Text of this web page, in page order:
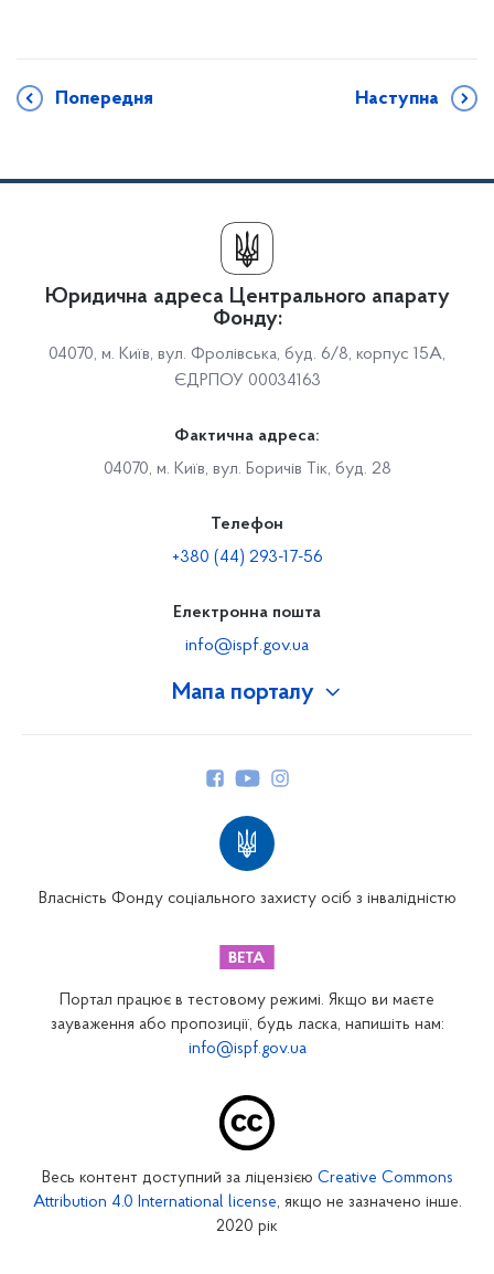
Попередня Наступна
Мапа порталу
Закарпатське відділення
Запорізьке відділення
Кіровоградське відділення
Юридична адреса Центрального апарату
Фонду:
04070, м. Київ, вул. Фролівська, буд. 6/8, корпус 15А,
ЄДРПОУ 00034163
Фактична адреса:
04070, м. Київ, вул. Боричів Тік, буд. 28
Телефон
+380 (44) 293-17-56
Електронна пошта
info@ispf.gov.ua
Власність Фонду соціального захисту осіб з інвалідністю
Портал працює в тестовому режимі. Якщо ви маєте
зауваження або пропозиції, будь ласка, напишіть нам:
info@ispf.gov.ua
Весь контент доступний за ліцензією Creative Commons
Attribution 4.0 International license, якщо не зазначено інше.
2020 рік